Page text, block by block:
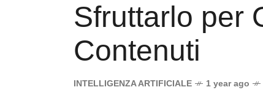
Sfruttarlo per
Contenuti
INTELLIGENZA ARTIFICIALE 1 year ago